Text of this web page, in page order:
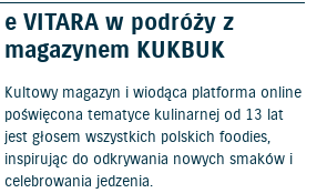
e VITARA w podróży z
magazynem KUKBUK
Kultowy magazyn i wiodąca platforma online
poświęcona tematyce kulinarnej od 13 lat
jest głosem wszystkich polskich foodies,
inspirując do odkrywania nowych smaków i
celebrowania jedzenia.